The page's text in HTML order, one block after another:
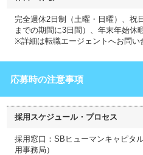
完全週休2日制（土曜・日曜）、祝
までの期間に3日間）、年末年始休
※詳細は転職エージェントへお問い
応募時の注意事項
採用スケジュール・プロセス
採用窓口：SBヒューマンキャピタ
用事務局）